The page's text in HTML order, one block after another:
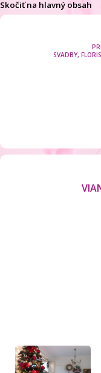
Skočiť na hlavný obsah
SVADBY,